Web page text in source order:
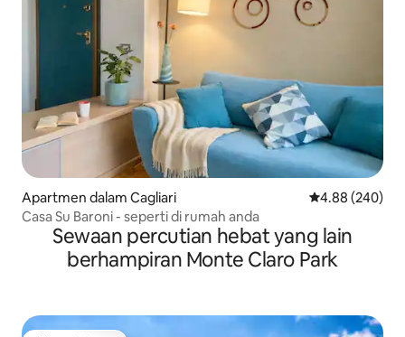
Apartmen dalam Cagliari Penarafan
4.88 (240)
Casa Su Baroni - seperti di rumah anda
Sewaan percutian hebat yang lain
berhampiran Monte Claro Park